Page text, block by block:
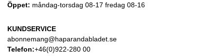
Öppet: måndag-torsdag 08-17 fredag 08-16
KUNDSERVICE
abonnemang@haparandabladet.se
Telefon:+46(0)922-280 00